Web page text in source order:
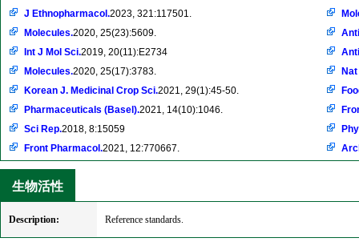
J Ethnopharmacol.2023, 321:117501.
Molecules.2020, 25(23):5609.
Int J Mol Sci.2019, 20(11):E2734
Molecules.2020, 25(17):3783.
Korean J. Medicinal Crop Sci.2021, 29(1):45-50.
Pharmaceuticals (Basel).2021, 14(10):1046.
Sci Rep.2018, 8:15059
Front Pharmacol.2021, 12:770667.
生物活性
Description: Reference standards.